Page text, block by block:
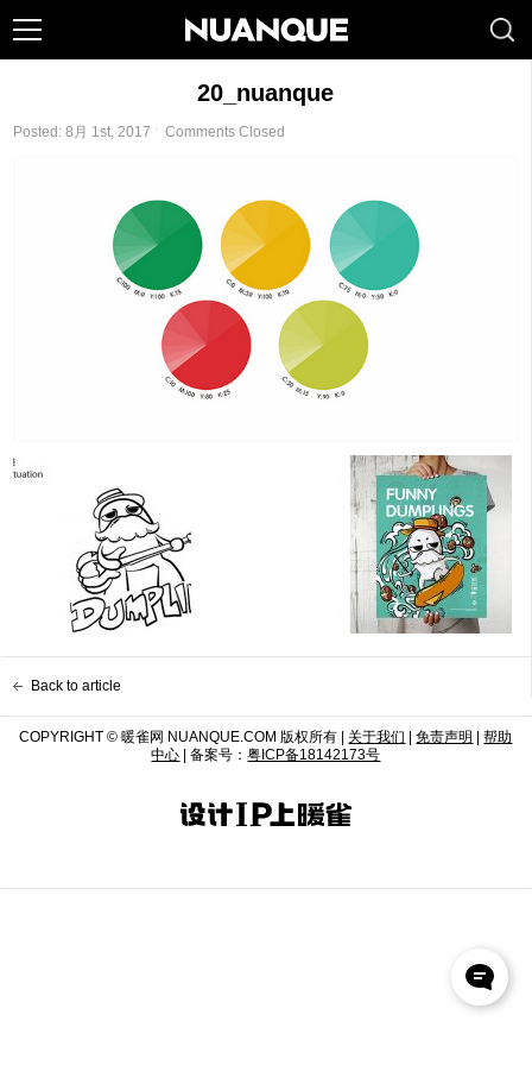
20_nuanque
Posted: 8月 1st, 2017 ˑ Comments Closed
Back to article
COPYRIGHT © 暖雀网 NUANQUE.COM 版权所有 | 关于我们 |免责声明 |帮助
中心 | 备案号：粤ICP备18142173号